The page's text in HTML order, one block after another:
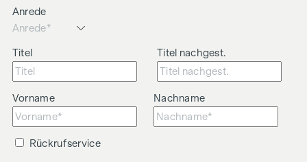
Anrede
Titel Titel nachgest.
Vorname Nachname
Rückrufservice